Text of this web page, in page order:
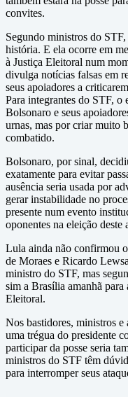
convites.
Segundo ministros do
história. E ela ocorre em
à Justiça Eleitoral num
divulga notícias falsas em
seus apoiadores a
Para integrantes do STF, o
Bolsonaro e seus
urnas, mas por criar muito
combatido.
Bolsonaro, por sinal,
exatamente para evitar
ausência seria usada por
gerar instabilidade no
presente num evento
oponentes na eleição deste
Lula ainda não confirmou
de Moraes e Ricardo
ministro do STF, mas
sim a Brasília amanhã
Eleitoral.
Nos bastidores, ministros e
uma trégua do presidente
participar da posse seria
ministros do STF têm
para interromper seus